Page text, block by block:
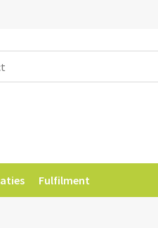
Fulfilment